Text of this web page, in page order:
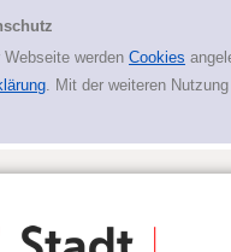
Webseite werden Cookies
. Mit der weiteren